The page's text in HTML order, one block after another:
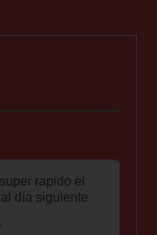
me ayudaron a
novia, como regalo